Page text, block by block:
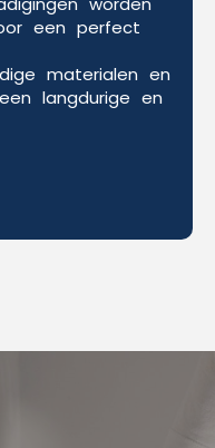
een perfect
materialen en
langdurige en